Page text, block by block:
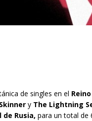
de singles en el
y The Lightning
de Rusia, para un total de